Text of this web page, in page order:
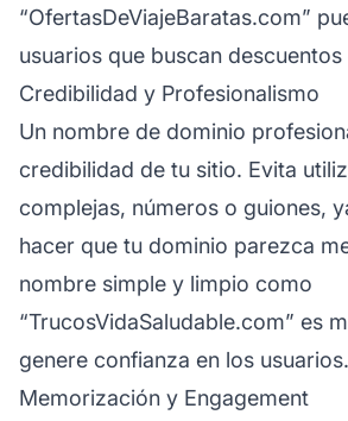
“OfertasDeViajeBaratas.com”
usuarios que buscan descuentos
Credibilidad y Profesionalismo
Un nombre de dominio
credibilidad de tu sitio. Evita
complejas, números o guiones,
hacer que tu dominio parezca
nombre simple y limpio como
“TrucosVidaSaludable.com” es
genere confianza en los usuarios.
Memorización y Engagement